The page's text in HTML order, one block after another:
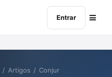
Entrar
/ Artigos / Conjur